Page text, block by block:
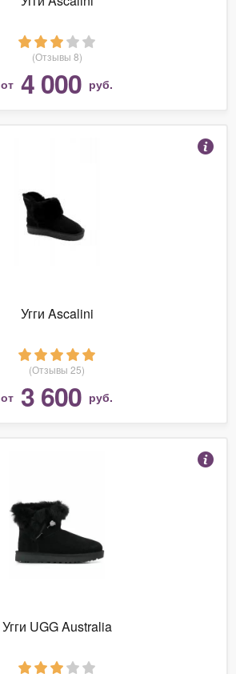
(Отзывы 8)
от 4 000 руб.
Угги Ascalini
(Отзывы 25)
от 3 600 руб.
Угги UGG Australia